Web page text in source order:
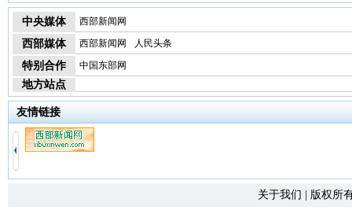
中央媒体 西部新闻网
西部媒体 西部新闻网 人民头条
特别合作 中国东部网
地方站点
友情链接
关于我们 版权所